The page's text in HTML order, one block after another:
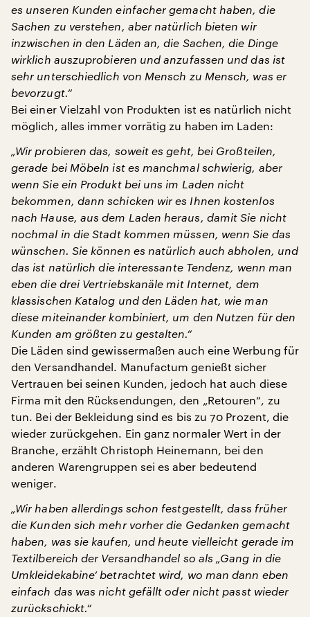
es unseren Kunden einfacher gemacht haben, die
Sachen zu verstehen, aber natürlich bieten wir
inzwischen in den Läden an, die Sachen, die Dinge
wirklich auszuprobieren und anzufassen und das ist
sehr unterschiedlich von Mensch zu Mensch, was er
bevorzugt.“
Bei einer Vielzahl von Produkten ist es natürlich nicht
möglich, alles immer vorrätig zu haben im Laden:
„Wir probieren das, soweit es geht, bei Großteilen,
gerade bei Möbeln ist es manchmal schwierig, aber
wenn Sie ein Produkt bei uns im Laden nicht
bekommen, dann schicken wir es Ihnen kostenlos
nach Hause, aus dem Laden heraus, damit Sie nicht
nochmal in die Stadt kommen müssen, wenn Sie das
wünschen. Sie können es natürlich auch abholen, und
das ist natürlich die interessante Tendenz, wenn man
eben die drei Vertriebskanäle mit Internet, dem
klassischen Katalog und den Läden hat, wie man
diese miteinander kombiniert, um den Nutzen für den
Kunden am größten zu gestalten.“
Die Läden sind gewissermaßen auch eine Werbung für
den Versandhandel. Manufactum genießt sicher
Vertrauen bei seinen Kunden, jedoch hat auch diese
Firma mit den Rücksendungen, den „Retouren“, zu
tun. Bei der Bekleidung sind es bis zu 70 Prozent, die
wieder zurückgehen. Ein ganz normaler Wert in der
Branche, erzählt Christoph Heinemann, bei den
anderen Warengruppen sei es aber bedeutend
weniger.
„Wir haben allerdings schon festgestellt, dass früher
die Kunden sich mehr vorher die Gedanken gemacht
haben, was sie kaufen, und heute vielleicht gerade im
Textilbereich der Versandhandel so als „Gang in die
Umkleidekabine‘ betrachtet wird, wo man dann eben
einfach das was nicht gefällt oder nicht passt wieder
zurückschickt.“